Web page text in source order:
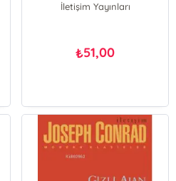
İletişim Yayınları
₺51,00